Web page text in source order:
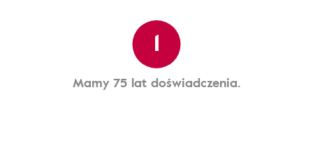
1
Mamy 75 lat doświadczenia.